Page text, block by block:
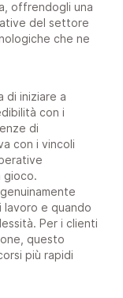
offrendogli una
del settore
che ne
di iniziare a
con i
di
con i vincoli
gioco.
lavoro e quando
Per i clienti
questo
più rapidi